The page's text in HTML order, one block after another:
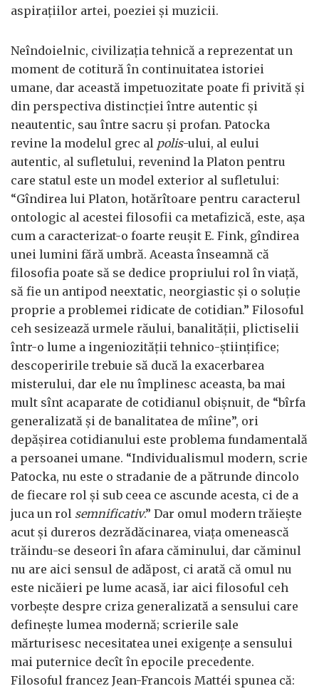
aspirațiilor artei, poeziei și muzicii.
Neîndoielnic, civilizația tehnică a reprezentat un
moment de cotitură în continuitatea istoriei
umane, dar această impetuozitate poate fi privită și
din perspectiva distincției între autentic și
neautentic, sau între sacru și profan. Patocka
revine la modelul grec al polis-ului, al eului
autentic, al sufletului, revenind la Platon pentru
care statul este un model exterior al sufletului:
“Gîndirea lui Platon, hotărîtoare pentru caracterul
ontologic al acestei filosofii ca metafizică, este, așa
cum a caracterizat-o foarte reușit E. Fink, gîndirea
unei lumini fără umbră. Aceasta înseamnă că
filosofia poate să se dedice propriului rol în viață,
să fie un antipod neextatic, neorgiastic și o soluție
proprie a problemei ridicate de cotidian.” Filosoful
ceh sesizează urmele răului, banalității, plictiselii
într-o lume a ingeniozității tehnico-științifice;
descoperirile trebuie să ducă la exacerbarea
misterului, dar ele nu împlinesc aceasta, ba mai
mult sînt acaparate de cotidianul obișnuit, de “bîrfa
generalizată și de banalitatea de mîine”, ori
depășirea cotidianului este problema fundamentală
a persoanei umane. “Individualismul modern, scrie
Patocka, nu este o stradanie de a pătrunde dincolo
de fiecare rol și sub ceea ce ascunde acesta, ci de a
juca un rol semnificativ.” Dar omul modern trăiește
acut și dureros dezrădăcinarea, viața omenească
trăindu-se deseori în afara căminului, dar căminul
nu are aici sensul de adăpost, ci arată că omul nu
este nicăieri pe lume acasă, iar aici filosoful ceh
vorbește despre criza generalizată a sensului care
definește lumea modernă; scrierile sale
mărturisesc necesitatea unei exigențe a sensului
mai puternice decît în epocile precedente.
Filosoful francez Jean-Francois Mattéi spunea că: